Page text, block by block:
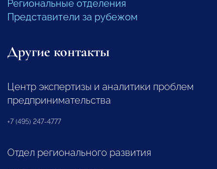
Региональные отделения
Представители за рубежом
Другие контакты
Центр экспертизы и аналитики проблем
предпринимательства
+7 (495) 247-4777
Отдел регионального развития